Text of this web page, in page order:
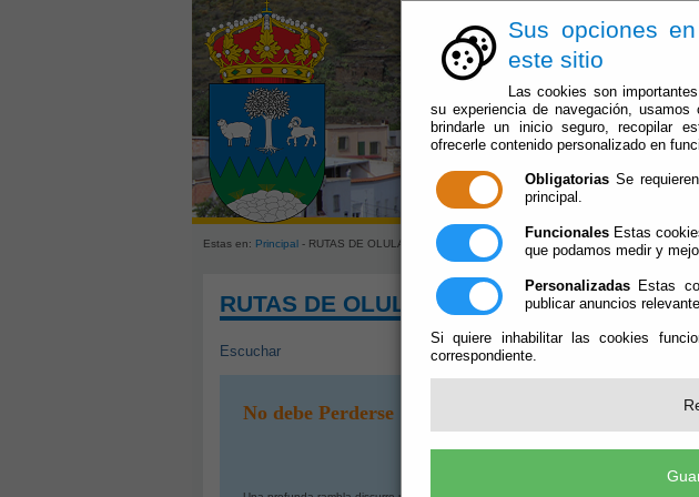
Sus opciones
este sitio
Las cookies son
su experiencia de navegación,
brindarle un inicio seguro, recopilar
ofrecerle contenido personalizado en
Obligatorias Se
principal.
Funcionales Estas
que podamos medir y
Personalizadas Estas
publicar anuncios
Si quiere inhabilitar las cookies
correspondiente.
Estas en: Principal- RUTAS DE OLULA DE CASTRO
RUTAS DE OLULA DE CASTRO
Escuchar
No debe Perderse